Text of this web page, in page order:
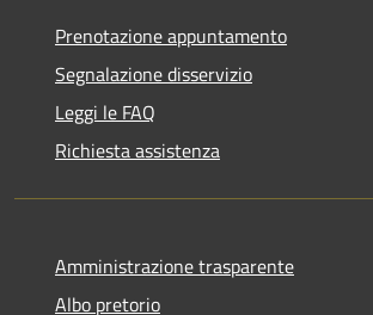
Prenotazione appuntamento
Segnalazione disservizio
Leggi le FAQ
Richiesta assistenza
Amministrazione trasparente
Albo pretorio